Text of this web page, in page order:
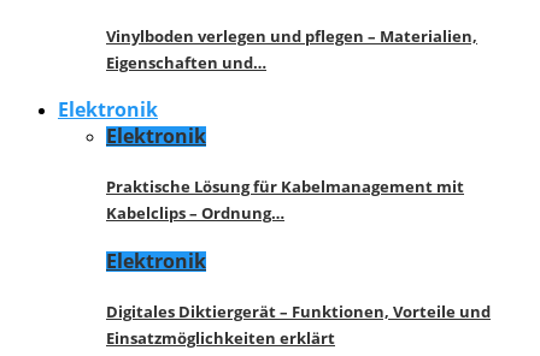
Vinylboden verlegen und pflegen – Materialien,
Eigenschaften und…
Elektronik
Elektronik
Praktische Lösung für Kabelmanagement mit
Kabelclips – Ordnung…
Elektronik
Digitales Diktiergerät – Funktionen, Vorteile und
Einsatzmöglichkeiten erklärt